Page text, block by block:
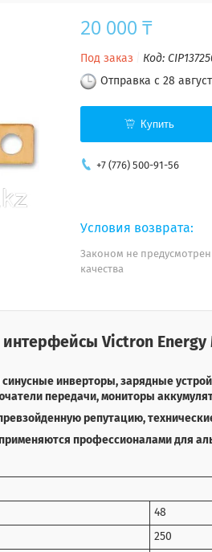
20 000 ₸
Под заказ Код:
Отправка с 28
Купить
+7 (776) 500-91-56
Законом не
качества
интерфейсы Victron Energy
инверторы, зарядные
передачи, мониторы
репутацию,
профессионалами для
48
250